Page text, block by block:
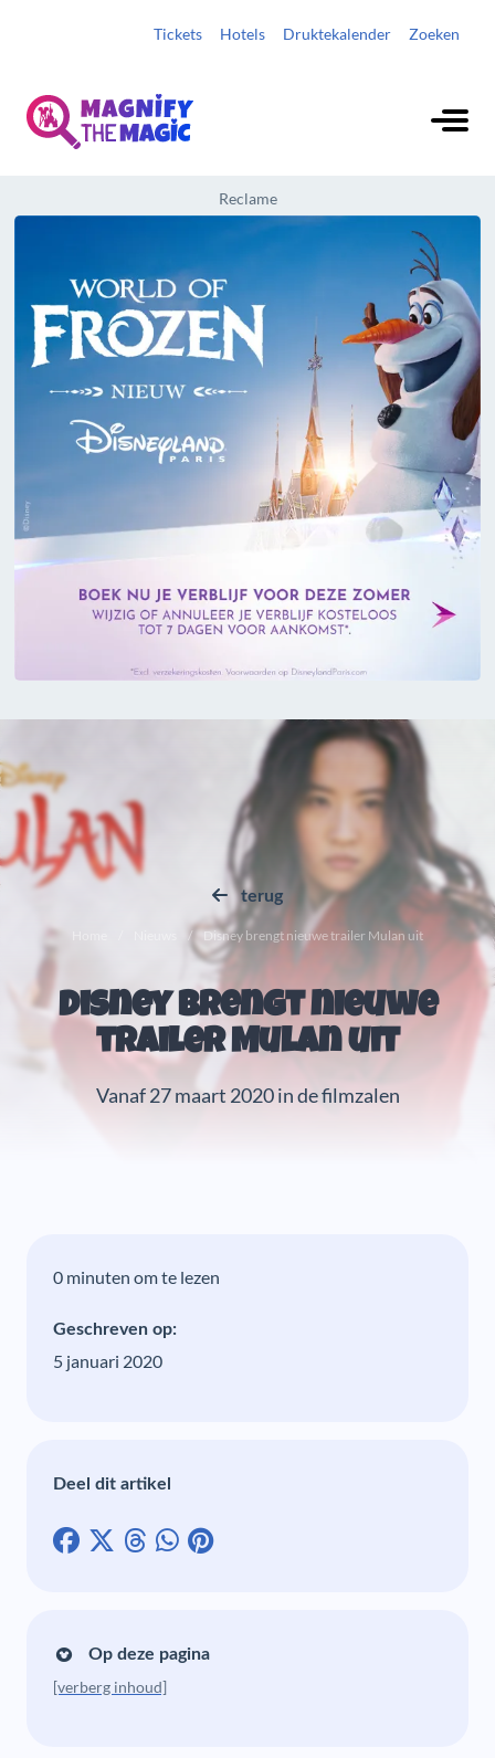
Tickets Hotels Druktekalender Zoeken
Reclame
terug
Disney brengt nieuwe trailer Mulan uit
Disney brengt nieuwe
trailer Mulan uit
Vanaf 27 maart 2020 in de filmzalen
0 minuten om te lezen
Geschreven op:
5 januari 2020
Deel dit artikel
Op deze pagina
[verberg inhoud]